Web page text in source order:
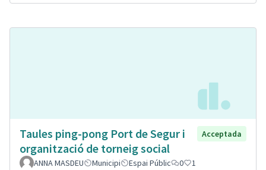
Taules ping-pong Port de Segur i
organització de torneig social
Acceptada
ANNA MASDEU Municipi Espai Públic 0 1